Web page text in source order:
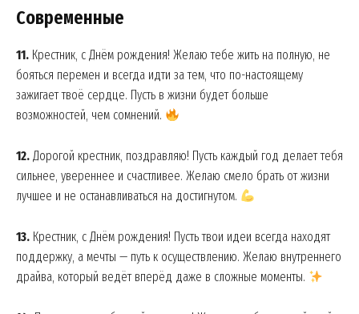
Современные
11. Крестник, с Днём рождения! Желаю тебе жить на полную, не
бояться перемен и всегда идти за тем, что по-настоящему
зажигает твоё сердце. Пусть в жизни будет больше
возможностей, чем сомнений.
12. Дорогой крестник, поздравляю! Пусть каждый год делает тебя
сильнее, увереннее и счастливее. Желаю смело брать от жизни
лучшее и не останавливаться на достигнутом.
13. Крестник, с Днём рождения! Пусть твои идеи всегда находят
поддержку, а мечты — путь к осуществлению. Желаю внутреннего
драйва, который ведёт вперёд даже в сложные моменты.